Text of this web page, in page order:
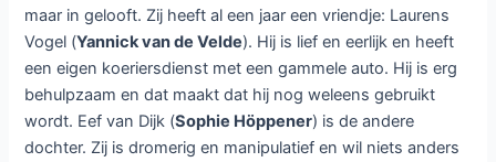
maar in gelooft. Zij heeft al een jaar een vriendje: Laurens
Vogel (Yannick van de Velde). Hij is lief en eerlijk en heeft
een eigen koeriersdienst met een gammele auto. Hij is erg
behulpzaam en dat maakt dat hij nog weleens gebruikt
wordt. Eef van Dijk (Sophie Höppener) is de andere
dochter. Zij is dromerig en manipulatief en wil niets anders